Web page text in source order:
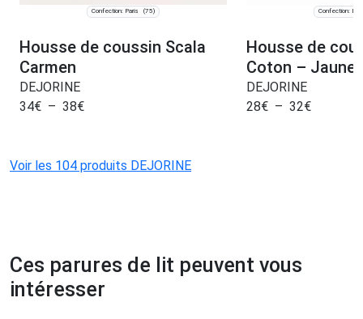
Confection: Paris (75)
Housse de coussin Scala
Carmen
DEJORINE
34€ – 38€
Confection:
Housse de
Coton – Jaune
DEJORINE
28€ – 32€
Voir les 104 produits DEJORINE
Ces parures de lit peuvent vous
intéresser